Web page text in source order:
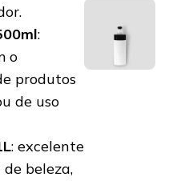
:
o
produtos
de uso
: excelente
beleza,